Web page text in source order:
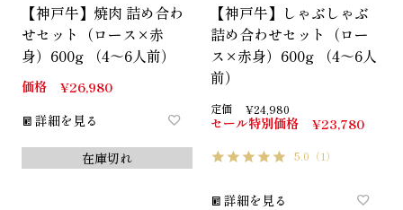
【神戸牛】焼肉 詰め合わ
せセット（ロース×赤
身）600g （4～6人前）
価格 ¥26,980
詳細を見る
在庫切れ
【神戸牛】しゃぶしゃぶ
詰め合わせセット（ロー
ス×赤身）600g （4～6人
前）
定価 ¥24,980
セール特別価格 ¥23,780
5.0 （1）
詳細を見る